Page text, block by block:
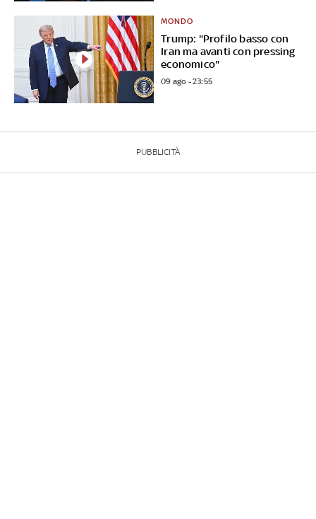
Trump: "Profilo basso con
Iran ma avanti con pressing
economico"
MONDO
09 ago - 23:55
PUBBLICITÀ